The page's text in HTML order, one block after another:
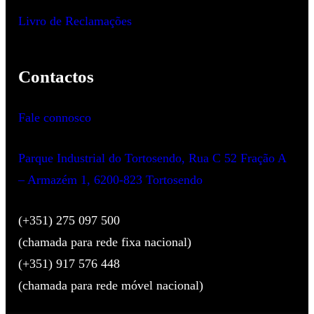
Livro de Reclamações
Contactos
Fale connosco
Parque Industrial do Tortosendo, Rua C 52 Fração A
– Armazém 1, 6200-823 Tortosendo
(+351) 275 097 500
(chamada para rede fixa nacional)
(+351) 917 576 448
(chamada para rede móvel nacional)